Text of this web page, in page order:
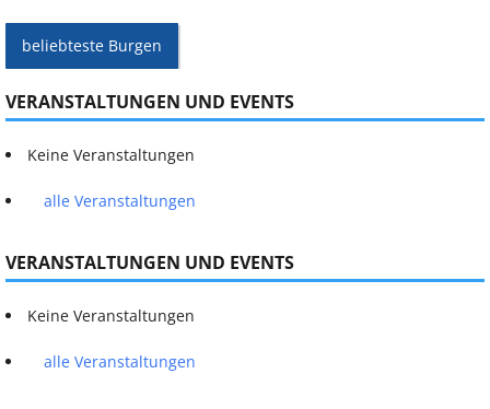
beliebteste Burgen
VERANSTALTUNGEN UND EVENTS
Keine Veranstaltungen
alle Veranstaltungen
VERANSTALTUNGEN UND EVENTS
Keine Veranstaltungen
alle Veranstaltungen